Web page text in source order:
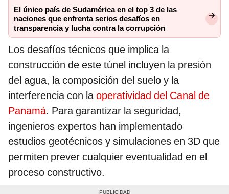
El único país de Sudamérica en el top 3 de las
naciones que enfrenta serios desafíos en
transparencia y lucha contra la corrupción
Los desafíos técnicos que implica la
construcción de este túnel incluyen la presión
del agua, la composición del suelo y la
interferencia con laoperatividad del Canal de
Panamá. Para garantizar la seguridad,
ingenieros expertos han implementado
estudios geotécnicos y simulaciones en 3D que
permiten prever cualquier eventualidad en el
proceso constructivo.